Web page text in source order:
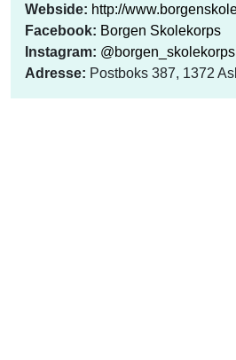
Webside: http://
Facebook: Borgen Skolekorps
Instagram: @borgen_skolekorps
Adresse: Postboks 387, 1372